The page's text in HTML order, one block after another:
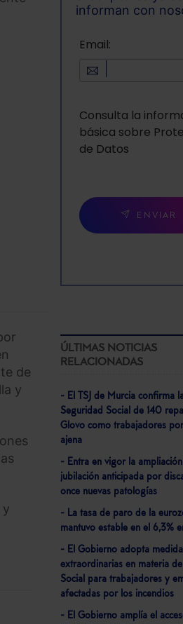
de
y
y
informan con
Email:
Consulta la
básica sobre
de Datos
ENVIAR
ÚLTIMAS NOTICIAS
RELACIONADAS
- El TSJ de Murcia confirma
Seguridad Social de 140
Glovo como trabajadores
ajena
- Entra en vigor la
jubilación anticipada por
once nuevas patologías
- La tasa de paro de la
mantuvo estable en el 6,3%
- El Gobierno adopta
extraordinarias en materia
Social para trabajadores y
afectadas por los incendios
- El Gobierno amplía el